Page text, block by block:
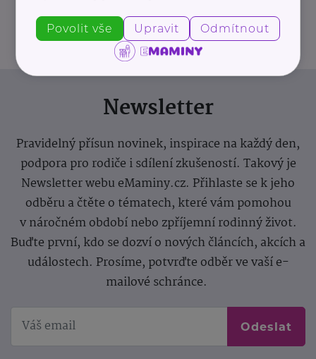
Newsletter
Pravidelný přísun novinek, inspirace na každý den,
podpora pro rodiče i sdílení zkušeností. Takový je
Newsletter webu eMaminy.cz. Přihlaste se k jeho
odběru a čtěte o tématech, které vám pomohou
v náročném období nebo zpříjemní rodinný život.
Buďte první, kdo se dozví o nových článcích, akcích a
událostech. Prosíme, potvrďte odběr ve vaší e-
mailové schránce.
Odeslat
Povolit vše Upravit Odmítnout